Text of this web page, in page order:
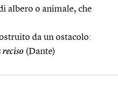
albero o animale, che
da un ostacolo:
(Dante)